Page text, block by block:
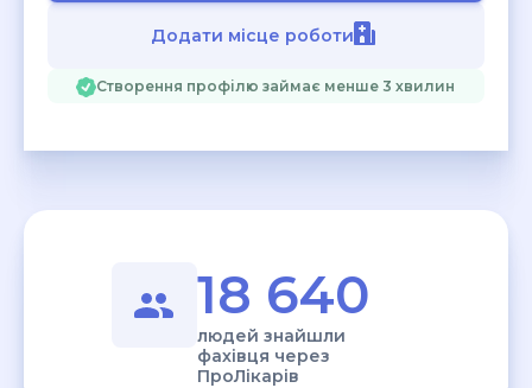
Додати місце роботи
Створення профілю займає менше 3 хвилин
18 640
людей знайшли
фахівця через
ПроЛікарів